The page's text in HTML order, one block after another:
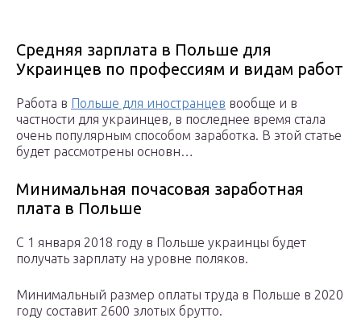
Средняя зарплата в Польше для
Украинцев по профессиям и видам работ
Работа в Польше для иностранцев вообще и в
частности для украинцев, в последнее время стала
очень популярным способом заработка. В этой статье
будет рассмотрены основн…
Минимальная почасовая заработная
плата в Польше
С 1 января 2018 году в Польше украинцы будет
получать зарплату на уровне поляков.
Минимальный размер оплаты труда в Польше в 2020
году составит 2600 злотых брутто.